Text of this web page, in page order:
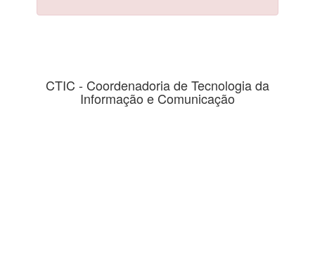
CTIC - Coordenadoria de Tecnologia da
Informação e Comunicação